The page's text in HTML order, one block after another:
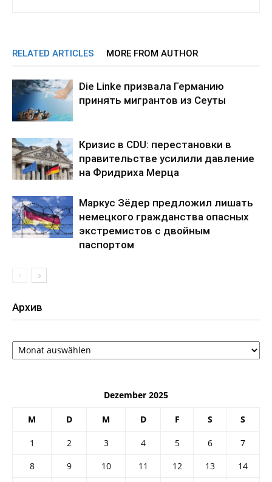
RELATED ARTICLES MORE FROM AUTHOR
Die Linke призвала Германию
принять мигрантов из Сеуты
Кризис в CDU: перестановки в
правительстве усилили давление
на Фридриха Мерца
Маркус Зёдер предложил лишать
немецкого гражданства опасных
экстремистов с двойным
паспортом
Архив
Архив
Dezember 2025
M D M D F S S
1 2 3 4 5 6
7
8
9 10 11 12 13
14